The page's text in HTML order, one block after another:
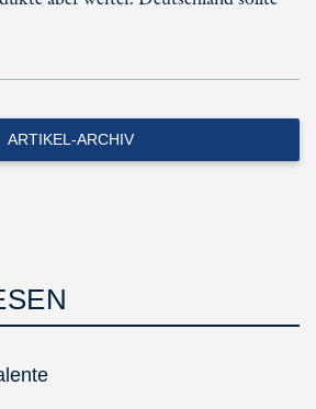
ARTIKEL-ARCHIV